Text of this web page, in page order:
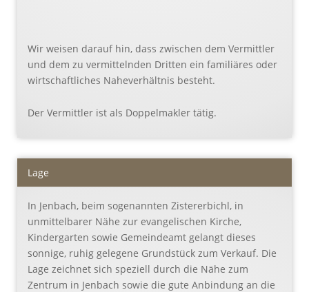
Wir weisen darauf hin, dass zwischen dem Vermittler
und dem zu vermittelnden Dritten ein familiäres oder
wirtschaftliches Naheverhältnis besteht.
Der Vermittler ist als Doppelmakler tätig.
Lage
In Jenbach, beim sogenannten Zistererbichl, in
unmittelbarer Nähe zur evangelischen Kirche,
Kindergarten sowie Gemeindeamt gelangt dieses
sonnige, ruhig gelegene Grundstück zum Verkauf. Die
Lage zeichnet sich speziell durch die Nähe zum
Zentrum in Jenbach sowie die gute Anbindung an die